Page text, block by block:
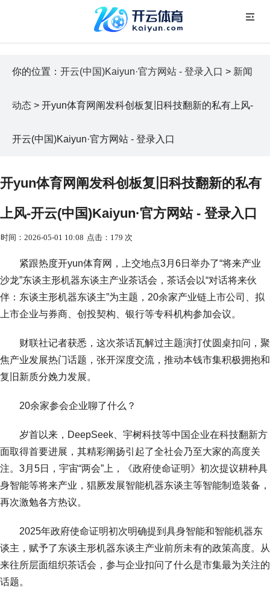
你的位置： 开云(中国)Kaiyun·官方网站 - 登录入口 > 新闻
动态 > 开yun体育网阐发科创板复旧科技翻新的私有上风-
开云(中国)Kaiyun·官方网站 - 登录入口
开yun体育网阐发科创板复旧科技翻新的私有
上风-开云(中国)Kaiyun·官方网站 - 登录入口
时间：2026-05-01 10:08 点击：179 次
紧跟热度开yun体育网，上交地点3月6日举办了“将来产业
沙龙”东谈主形机器东谈主产业茶话会，茶话会以“对话将来伙
伴：东谈主形机器东谈主”为主题，20余家产业链上市公司、拟
上市企业与券商、创投契构、银行等专科机构参加会议。
财联社记者获悉，这次茶话瓦解过主题演打仗圆桌扣问，聚
焦产业发展热门话题，张开深度交流，推动本钱市集积极拥抱和
复旧新质分娩力发展。
20余家参会企业聊了什么？
岁首以来，DeepSeek、宇树科技等中国企业在科技翻新方
面取得首要进展，其精彩阐扬引起了全社会乃至大家的高度关
注。3月5日，宇宙“两会”上，《政府使命证明》初次提议耕种具
身智能等将来产业，猖厥发展智能机器东谈主等智能制造装备，
再次激勉各方热议。
2025年政府使命证明初次明确提到具身智能和智能机器东
谈主，赋予了东谈主形机器东谈主产业前所未有的政策高度。从
来往所层面组织茶话会，参与企业扣问了什么是市集最为关注的
话题。